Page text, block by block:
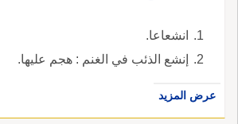
انشعاعا.
إنشع الذئب في الغنم : هجم عليها.
عرض المزيد